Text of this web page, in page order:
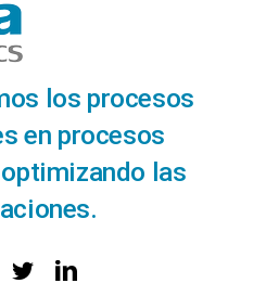
los procesos
en procesos
las